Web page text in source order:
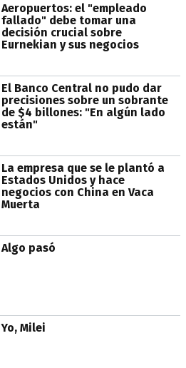
Aeropuertos: el "empleado
fallado" debe tomar una
decisión crucial sobre
Eurnekian y sus negocios
El Banco Central no pudo dar
precisiones sobre un sobrante
de $4 billones: "En algún lado
están"
La empresa que se le plantó a
Estados Unidos y hace
negocios con China en Vaca
Muerta
Algo pasó
Yo, Milei